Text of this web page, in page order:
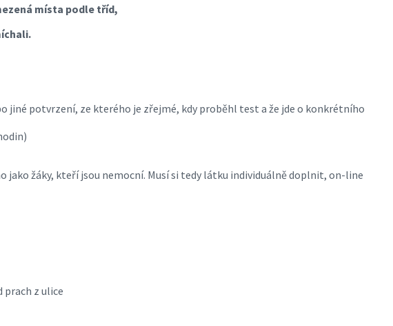
místa podle tříd,
potvrzení, ze kterého je zřejmé, kdy proběhl test a že jde o konkrétního
jako žáky, kteří jsou nemocní. Musí si tedy látku individuálně doplnit, on-line
z ulice